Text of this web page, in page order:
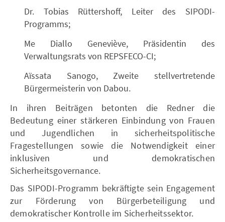
Dr. Tobias Rüttershoff, Leiter des SIPODI-
Programms;
Me Diallo Geneviève, Präsidentin des
Verwaltungsrats von REPSFECO-CI;
Aïssata Sanogo, Zweite stellvertretende
Bürgermeisterin von Dabou.
In ihren Beiträgen betonten die Redner die
Bedeutung einer stärkeren Einbindung von Frauen
und Jugendlichen in sicherheitspolitische
Fragestellungen sowie die Notwendigkeit einer
inklusiven und demokratischen
Sicherheitsgovernance.
Das SIPODI-Programm bekräftigte sein Engagement
zur Förderung von Bürgerbeteiligung und
demokratischer Kontrolle im Sicherheitssektor.